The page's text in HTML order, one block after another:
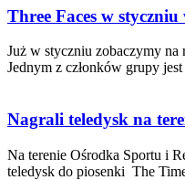
Three Faces w
Już w styczniu zobaczymy na
Jednym z członków grupy
Nagrali teledysk na
Na terenie Ośrodka Sportu i
teledysk do piosenki The